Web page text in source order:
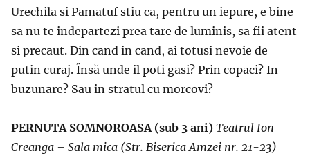
Urechila si Pamatuf stiu ca, pentru un iepure, e bine
sa nu te indepartezi prea tare de luminis, sa fii atent
si precaut. Din cand in cand, ai totusi nevoie de
putin curaj. Însă unde il poti gasi? Prin copaci? In
buzunare? Sau in stratul cu morcovi?
PERNUTA SOMNOROASA (sub 3 ani) Teatrul Ion
Creanga – Sala mica (Str. Biserica Amzei nr. 21-23)